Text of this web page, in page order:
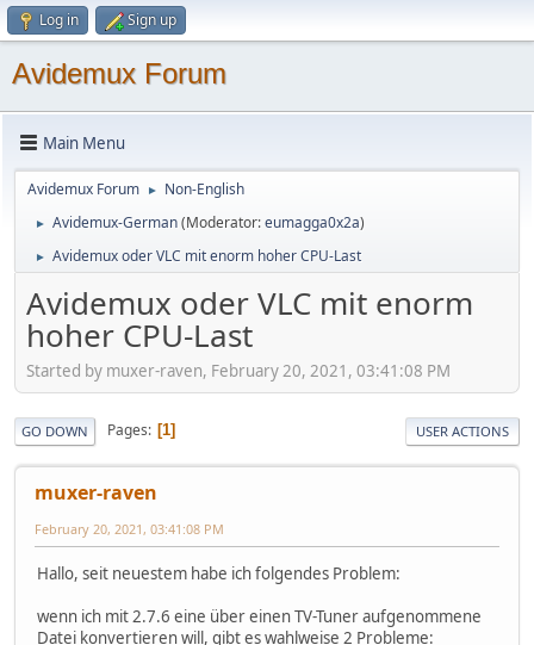
Log in Sign up
Avidemux Forum
Main Menu
Avidemux Forum ► Non-English
► Avidemux-German(Moderator:eumagga0x2a)
► Avidemux oder VLC mit enorm hoher CPU-Last
Avidemux oder VLC mit enorm
hoher CPU-Last
Started by muxer-raven, February 20, 2021, 03:41:08 PM
GO DOWN Pages 1 USER ACTIONS
muxer-raven
February 20, 2021, 03:41:08 PM
Hallo, seit neuestem habe ich folgendes Problem:
wenn ich mit 2.7.6 eine über einen TV-Tuner aufgenommene
Datei konvertieren will, gibt es wahlweise 2 Probleme: